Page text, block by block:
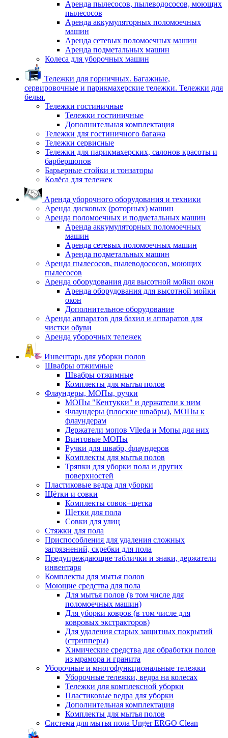
Аренда пылесосов, пылеводососов, моющих
пылесосов
Аренда аккумуляторных поломоечных
машин
Аренда сетевых поломоечных машин
Аренда подметальных машин
Колеса для уборочных машин
Тележки для горничных. Багажные,
сервировочные и парикмахерские тележки. Тележки для
белья.
Тележки гостиничные
Тележки гостиничные
Дополнительная комплектация
Тележки для гостиничного багажа
Тележки сервисные
Тележки для парикмахерских, салонов красоты и
барбершопов
Барьерные стойки и тонзаторы
Колёса для тележек
Аренда уборочного оборудования и техники
Аренда дисковых (роторных) машин
Аренда поломоечных и подметальных машин
Аренда аккумуляторных поломоечных
машин
Аренда сетевых поломоечных машин
Аренда подметальных машин
Аренда пылесосов, пылеводососов, моющих
пылесосов
Аренда оборудования для высотной мойки окон
Аренда оборудования для высотной мойки
окон
Дополнительное оборудование
Аренда аппаратов для бахил и аппаратов для
чистки обуви
Аренда уборочных тележек
Инвентарь для уборки полов
Швабры отжимные
Швабры отжимные
Комплекты для мытья полов
Флаундеры, МОПы, ручки
МОПы "Кентукки" и держатели к ним
Флаундеры (плоские швабры), МОПы к
флаундерам
Держатели мопов Vileda и Мопы для них
Винтовые МОПы
Ручки для швабр, флаундеров
Комплекты для мытья полов
Тряпки для уборки пола и других
поверхностей
Пластиковые ведра для уборки
Щётки и совки
Комплекты совок+щетка
Щетки для пола
Совки для улиц
Стяжки для пола
Приспособления для удаления сложных
загрязнений, скребки для пола
Предупреждающие таблички и знаки, держатели
инвентаря
Комплекты для мытья полов
Моющие средства для пола
Для мытья полов (в том числе для
поломоечных машин)
Для уборки ковров (в том числе для
ковровых экстракторов)
Для удаления старых защитных покрытий
(стрипперы)
Химические средства для обработки полов
из мрамора и гранита
Уборочные и многофункциональные тележки
Уборочные тележки, ведра на колесах
Тележки для комплексной уборки
Пластиковые ведра для уборки
Дополнительная комплектация
Комплекты для мытья полов
Система для мытья пола Unger ERGO Clean